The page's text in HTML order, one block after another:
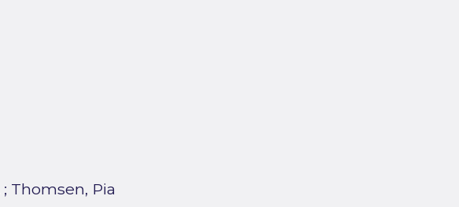
; Thomsen, Pia